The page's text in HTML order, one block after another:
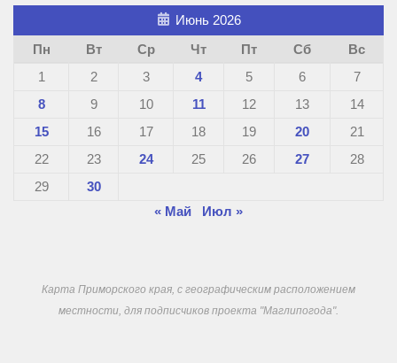
Июнь 2026
Пн
Вт Ср Чт Пт Сб
Вс
1
2 3 4 5 6
7
8
9 10 11 12 13
14
15
16 17 18 19 20
21
22
23 24 25 26 27
28
29
30
« Май
Июл »
Карта Приморского края, с географическим расположением
местности, для подписчиков проекта "Маглипогода".